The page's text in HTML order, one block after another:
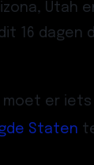
Utah
dagen
moet er
Staten